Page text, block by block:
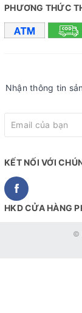
PHƯƠNG THỨC
Nhận thông tin
KẾT NỐI VỚI
HKD CỬA HÀNG
©